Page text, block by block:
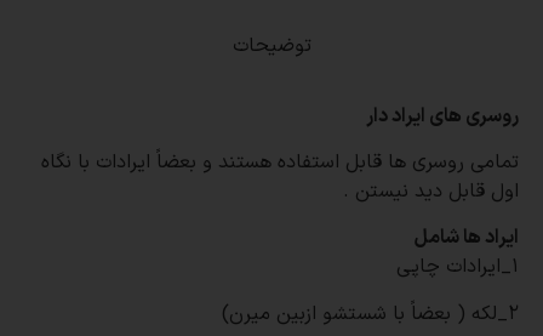
توضیحات
روسری های ایراد دار
تمامی روسری ها قابل استفاده هستند و بعضاً ایرادات با نگاه
اول قابل دید نیستن .
ایراد ها شامل
۱_ایرادات چاپی
۲_لکه ( بعضاً با شستشو ازبین میرن)